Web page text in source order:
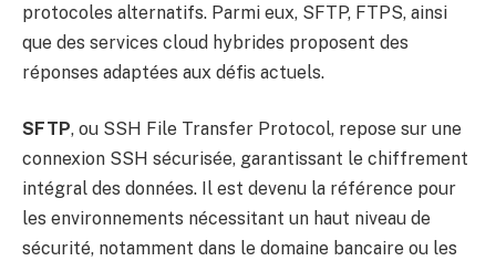
protocoles alternatifs. Parmi eux, SFTP, FTPS, ainsi
que des services cloud hybrides proposent des
réponses adaptées aux défis actuels.
SFTP, ou SSH File Transfer Protocol, repose sur une
connexion SSH sécurisée, garantissant le chiffrement
intégral des données. Il est devenu la référence pour
les environnements nécessitant un haut niveau de
sécurité, notamment dans le domaine bancaire ou les